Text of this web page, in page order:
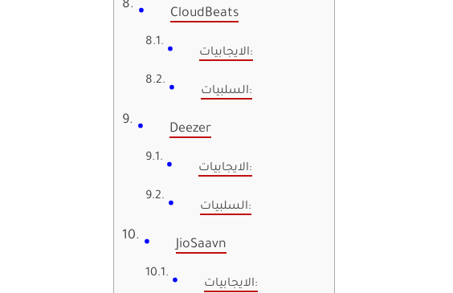
CloudBeats
الايجابيات:
السلبيات:
Deezer
الايجابيات:
السلبيات:
JioSaavn
الايجابيات: